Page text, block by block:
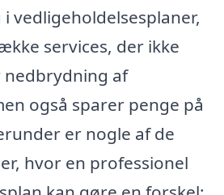
vedligeholdelsesplaner,
services, der ikke
af
også sparer penge på
er nogle af de
hvor en professionel